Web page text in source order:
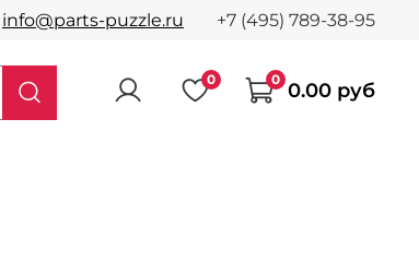
info@parts-puzzle.ru +7 (495) 789-38-95
0 0 0.00 руб